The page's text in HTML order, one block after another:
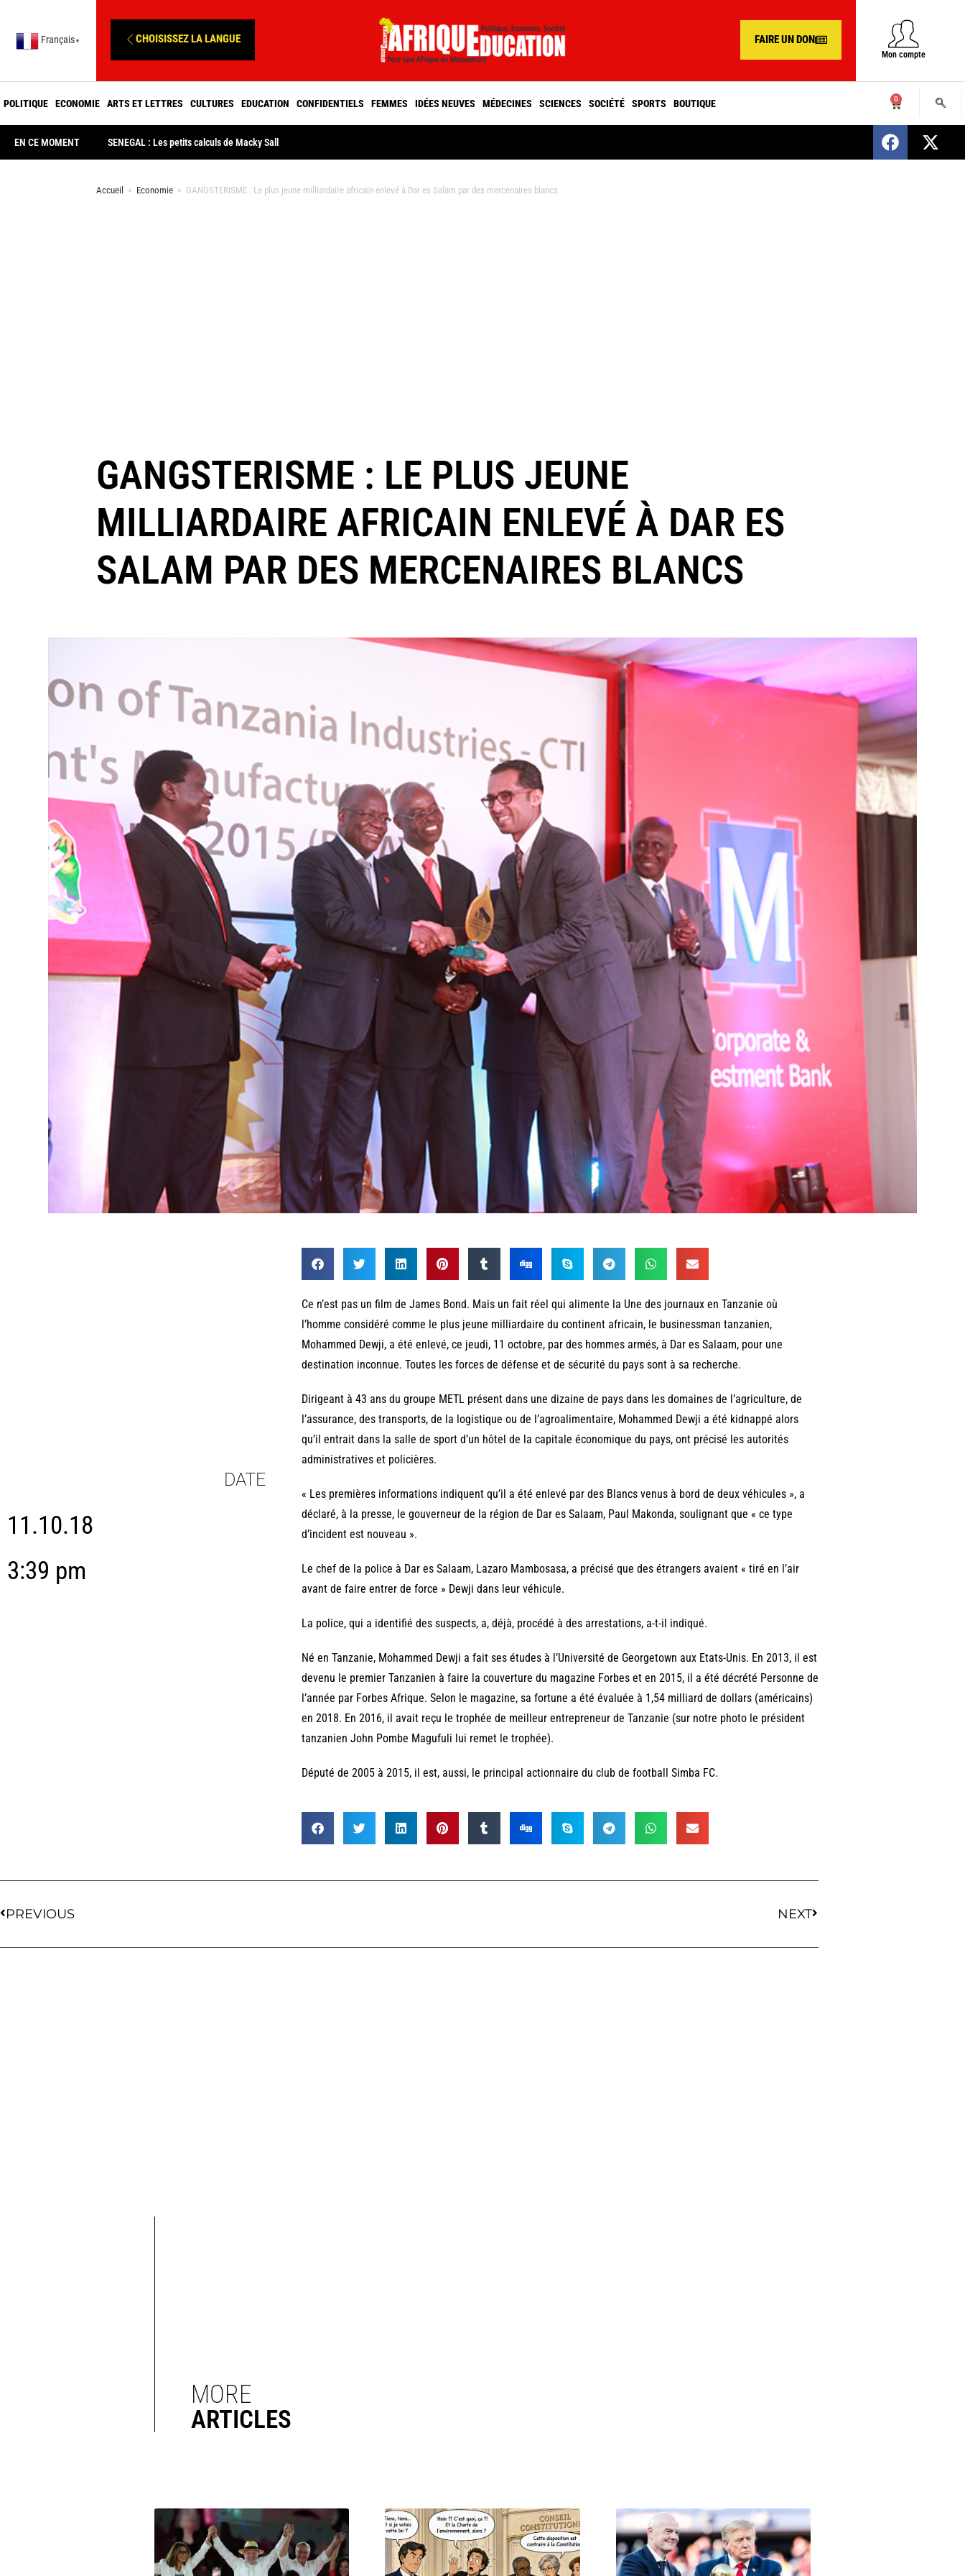
Français ▼ CHOISISSEZ LA LANGUE FAIRE UN DON
Mon compte
POLITIQUE ECONOMIE ARTS ET LETTRES CULTURES EDUCATION CONFIDENTIELS FEMMES IDÉES NEUVES MÉDECINES SCIENCES SOCIÉTÉ SPORTS BOUTIQUE 0
EN CE MOMENT SENEGAL : Les petits calculs de Macky Sall SENEGAL : Nomination d’un nouveau
Accueil > Economie > GANGSTERISME : Le plus jeune milliardaire africain enlevé à Dar es Salam par des mercenaires blancs
GANGSTERISME : LE PLUS JEUNE
MILLIARDAIRE AFRICAIN ENLEVÉ À DAR ES
SALAM PAR DES MERCENAIRES BLANCS
DATE
11.10.18
3:39 pm
Ce n’est pas un film de James Bond. Mais un fait réel qui alimente la Une des journaux en Tanzanie où
l’homme considéré comme le plus jeune milliardaire du continent africain, le businessman tanzanien,
Mohammed Dewji, a été enlevé, ce jeudi, 11 octobre, par des hommes armés, à Dar es Salaam, pour une
destination inconnue. Toutes les forces de défense et de sécurité du pays sont à sa recherche.
Dirigeant à 43 ans du groupe METL présent dans une dizaine de pays dans les domaines de l’agriculture, de
l’assurance, des transports, de la logistique ou de l’agroalimentaire, Mohammed Dewji a été kidnappé alors
qu’il entrait dans la salle de sport d’un hôtel de la capitale économique du pays, ont précisé les autorités
administratives et policières.
« Les premières informations indiquent qu’il a été enlevé par des Blancs venus à bord de deux véhicules », a
déclaré, à la presse, le gouverneur de la région de Dar es Salaam, Paul Makonda, soulignant que « ce type
d’incident est nouveau ».
Le chef de la police à Dar es Salaam, Lazaro Mambosasa, a précisé que des étrangers avaient « tiré en l’air
avant de faire entrer de force » Dewji dans leur véhicule.
La police, qui a identifié des suspects, a, déjà, procédé à des arrestations, a-t-il indiqué.
Né en Tanzanie, Mohammed Dewji a fait ses études à l’Université de Georgetown aux Etats-Unis. En 2013, il est
devenu le premier Tanzanien à faire la couverture du magazine Forbes et en 2015, il a été décrété Personne de
l’année par Forbes Afrique. Selon le magazine, sa fortune a été évaluée à 1,54 milliard de dollars (américains)
en 2018. En 2016, il avait reçu le trophée de meilleur entrepreneur de Tanzanie (sur notre photo le président
tanzanien John Pombe Magufuli lui remet le trophée).
Député de 2005 à 2015, il est, aussi, le principal actionnaire du club de football Simba FC.
PREVIOUS NEXT
MORE
ARTICLES